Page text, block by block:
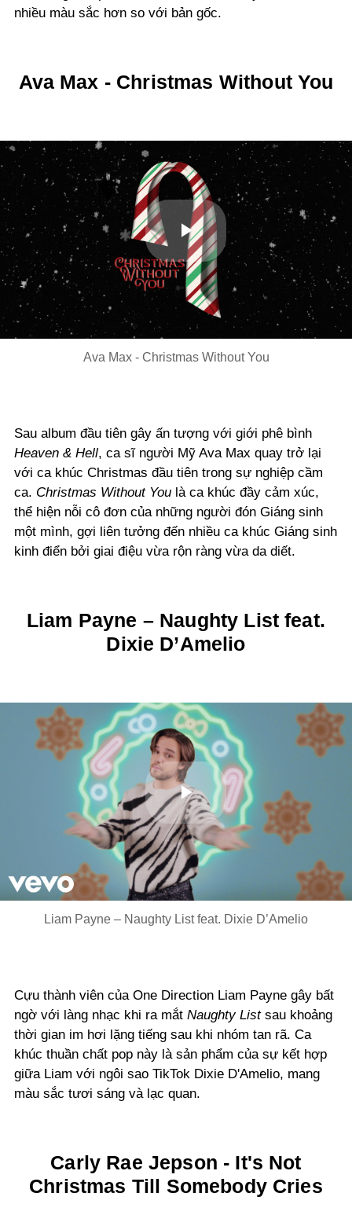
nhiều màu sắc hơn so với bản gốc.
Ava Max - Christmas Without You
Play
Video
Ava Max - Christmas Without You
Sau album đầu tiên gây ấn tượng với giới phê bình
Heaven & Hell, ca sĩ người Mỹ Ava Max quay trở lại
với ca khúc Christmas đầu tiên trong sự nghiệp cầm
ca. Christmas Without You là ca khúc đầy cảm xúc,
thể hiện nỗi cô đơn của những người đón Giáng sinh
một mình, gợi liên tưởng đến nhiều ca khúc Giáng sinh
kinh điển bởi giai điệu vừa rộn ràng vừa da diết.
Liam Payne – Naughty List feat.
Dixie D’Amelio
Play
Video
Liam Payne – Naughty List feat. Dixie D’Amelio
Cựu thành viên của One Direction Liam Payne gây bất
ngờ với làng nhạc khi ra mắt Naughty List sau khoảng
thời gian im hơi lặng tiếng sau khi nhóm tan rã. Ca
khúc thuần chất pop này là sản phẩm của sự kết hợp
giữa Liam với ngôi sao TikTok Dixie D'Amelio, mang
màu sắc tươi sáng và lạc quan.
Carly Rae Jepson - It's Not
Christmas Till Somebody Cries